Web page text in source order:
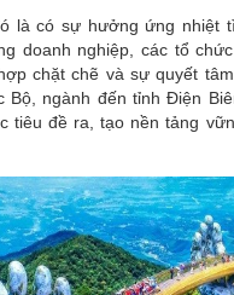
là có sự hưởng ứng nhiệt
doanh nghiệp, các tổ
chặt chẽ và sự quyết
Bộ, ngành đến tỉnh Điện
tiêu đề ra, tạo nền tảng